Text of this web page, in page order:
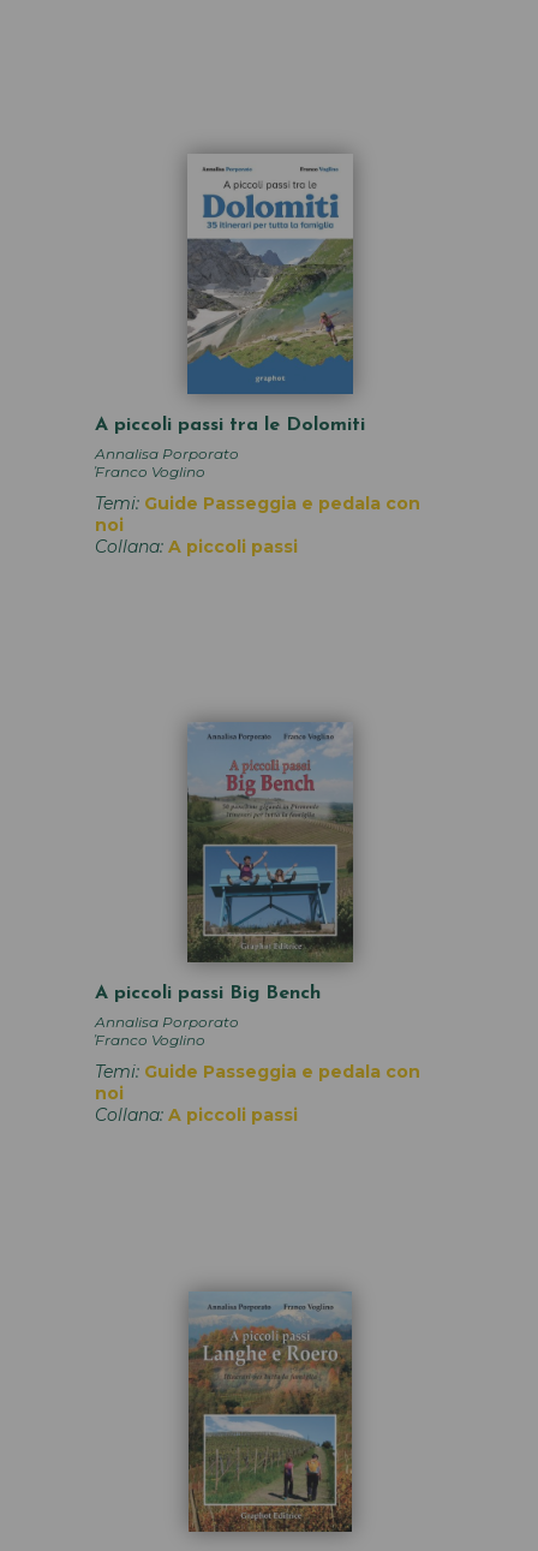
A piccoli passi tra le Dolomiti
Annalisa Porporato
,
Franco Voglino
Temi: Guide Passeggia e pedala con
noi
Collana: A piccoli passi
A piccoli passi Big Bench
Annalisa Porporato
,
Franco Voglino
Temi: Guide Passeggia e pedala con
noi
Collana: A piccoli passi